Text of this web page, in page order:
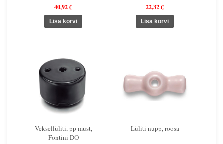
40,92 € 22,32 €
Veksellüliti, pp must,
Fontini DO
Lüliti nupp, roosa